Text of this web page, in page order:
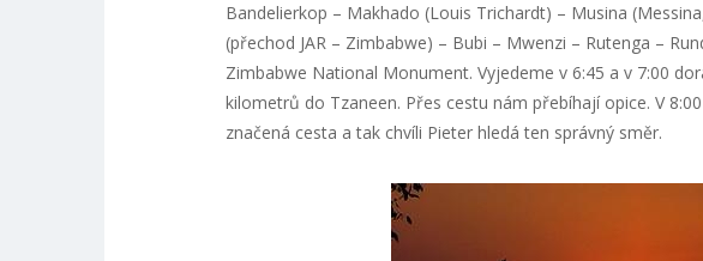
Bandelierkop – Makhado (Louis Trichardt) – Musina
(přechod JAR – Zimbabwe) – Bubi – Mwenzi – Rutenga –
Zimbabwe National Monument. Vyjedeme v 6:45 a v 7:00
kilometrů do Tzaneen. Přes cestu nám přebíhají opice. V
značená cesta a tak chvíli Pieter hledá ten správný směr.